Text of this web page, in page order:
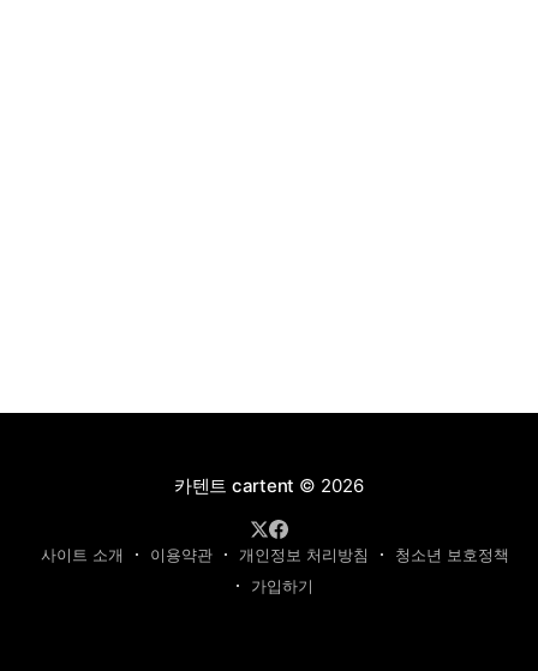
카텐트 cartent © 2026
사이트 소개 이용약관 개인정보 처리방침
청소년 보호정책
가입하기